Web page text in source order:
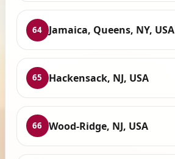
64 Jamaica, Queens, NY, USA
65 Hackensack, NJ, USA
66 Wood-Ridge, NJ, USA